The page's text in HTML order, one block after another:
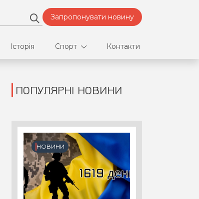
Запропонувати новину
Історія Спорт
Футбол
Контакти
ПОПУЛЯРНІ НОВИНИ
НОВИНИ